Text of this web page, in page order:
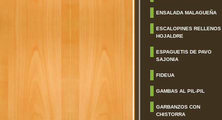
ENSALADA MALAGUEÑA
ESCALOPINES RELLENOS
HOJALDRE
ESPAGUETIS DE PAVO
SAJONIA
FIDEUA
GAMBAS AL PIL-PIL
GARBANZOS CON
CHISTORRA